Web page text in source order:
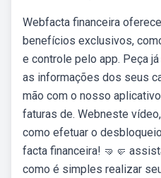
Webfacta financeira
benefícios exclusivos,
e controle pelo app. Peça
as informações dos seus
mão com o nosso
faturas de. Webneste
como efetuar o
facta financeira! 🤜🤛
como é simples realizar